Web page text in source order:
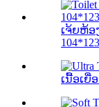
ເຈ້ຍຫ້ອ
ເນື້ອເຍື່